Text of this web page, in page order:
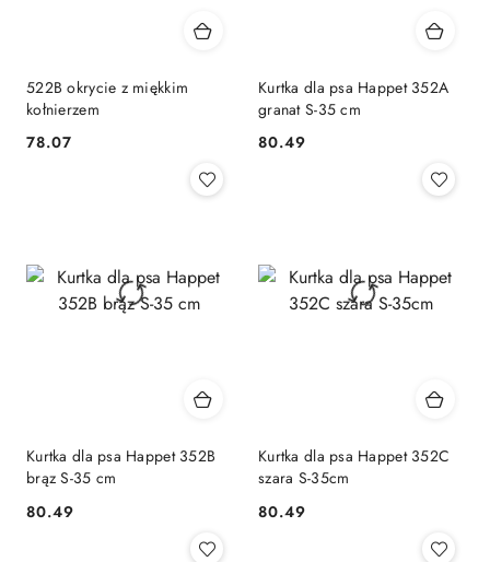
522B okrycie z miękkim
kołnierzem
Cena:
78.07
Kurtka dla psa Happet 352A
granat S-35 cm
Cena:
80.49
Kurtka dla psa Happet 352B
brąz S-35 cm
Cena:
80.49
Kurtka dla psa Happet 352C
szara S-35cm
Cena:
80.49